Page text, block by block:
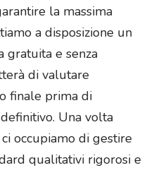
la massima
a disposizione un
gratuita e senza
di valutare
finale prima di
Una volta
occupiamo di gestire
qualitativi rigorosi e